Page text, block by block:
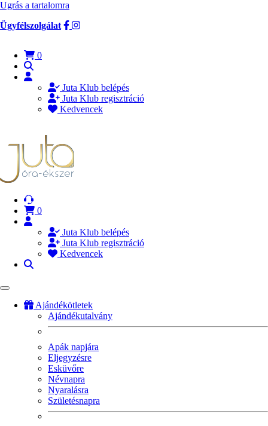
Ugrás a tartalomra
Ügyfélszolgálat
0
Juta Klub belépés
Juta Klub regisztráció
Kedvencek
0
Juta Klub belépés
Juta Klub regisztráció
Kedvencek
Ajándékötletek
Ajándékutalvány
Apák napjára
Eljegyzésre
Esküvőre
Névnapra
Nyaralásra
Születésnapra